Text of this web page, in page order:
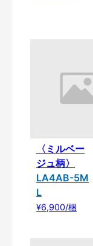
〈ミルベー
ジュ柄〉
LA4AB-5M
L
¥6,900/梱